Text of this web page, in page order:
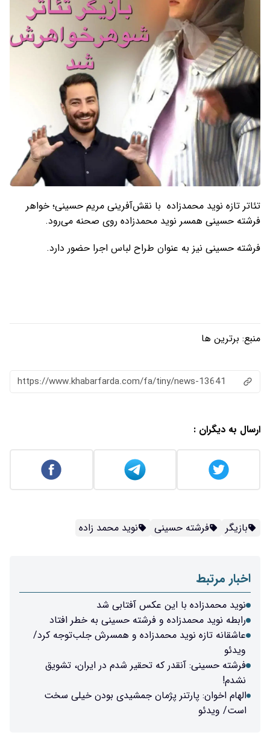
تئاتر تازه نوید محمدزاده با نقش‌آفرینی مریم حسینی؛ خواهر
فرشته حسینی همسر نوید محمدزاده روی صحنه می‌رود.
فرشته حسینی نیز به عنوان طراح لباس اجرا حضور دارد.
منبع: برترین ها
https://www.khabarfarda.com/fa/tiny/news-13641
ارسال به دیگران :
بازیگر فرشته حسینی نوید محمد زاده
اخبار مرتبط
نوید محمدزاده با این عکس آفتابی شد
رابطه نوید محمدزاده و فرشته حسینی به خطر افتاد
عاشقانه تازه نوید محمدزاده و همسرش جلب‌توجه کرد/
ویدئو
فرشته حسینی: آنقدر که تحقیر شدم در ایران، تشویق
نشدم!
الهام اخوان: پارتنر پژمان جمشیدی بودن خیلی سخت
است/ ویدئو